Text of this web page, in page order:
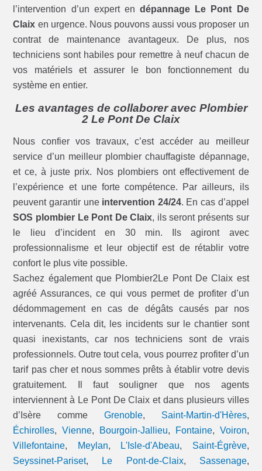
l’intervention d’un expert endépannage Le Pont De
Claix en urgence. Nous pouvons aussi vous proposer un
contrat de maintenance avantageux. De plus, nos
techniciens sont habiles pour remettre à neuf chacun de
vos matériels et assurer le bon fonctionnement du
système en entier.
Les avantages de collaborer avec Plombier
2 Le Pont De Claix
Nous confier vos travaux, c’est accéder au meilleur
service d’un meilleur plombier chauffagiste dépannage,
et ce, à juste prix. Nos plombiers ont effectivement de
l’expérience et une forte compétence. Par ailleurs, ils
peuvent garantir une intervention 24/24. En cas d’appel
SOS plombier Le Pont De Claix, ils seront présents sur
le lieu d’incident en 30 min. Ils agiront avec
professionnalisme et leur objectif est de rétablir votre
confort le plus vite possible.
Sachez également que Plombier2Le Pont De Claix est
agréé Assurances, ce qui vous permet de profiter d’un
dédommagement en cas de dégâts causés par nos
intervenants. Cela dit, les incidents sur le chantier sont
quasi inexistants, car nos techniciens sont de vrais
professionnels. Outre tout cela, vous pourrez profiter d’un
tarif pas cher et nous sommes prêts à établir votre devis
gratuitement. Il faut souligner que nos agents
interviennent à Le Pont De Claix et dans plusieurs villes
d’Isère comme Grenoble, Saint-Martin-d'Hères,
Échirolles,Vienne, Bourgoin-Jallieu, Fontaine, Voiron,
Villefontaine, Meylan, L'Isle-d'Abeau, Saint-Égrève,
Seyssinet-Pariset, Le Pont-de-Claix, Sassenage,